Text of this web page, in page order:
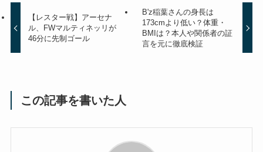
【レスター戦】アーセナ
ル、FWマルティネッリが
46分に先制ゴール
B'z稲葉さんの身長は
173cmより低い？体重・
BMIは？本人や関係者の証
言を元に徹底検証
この記事を書いた人